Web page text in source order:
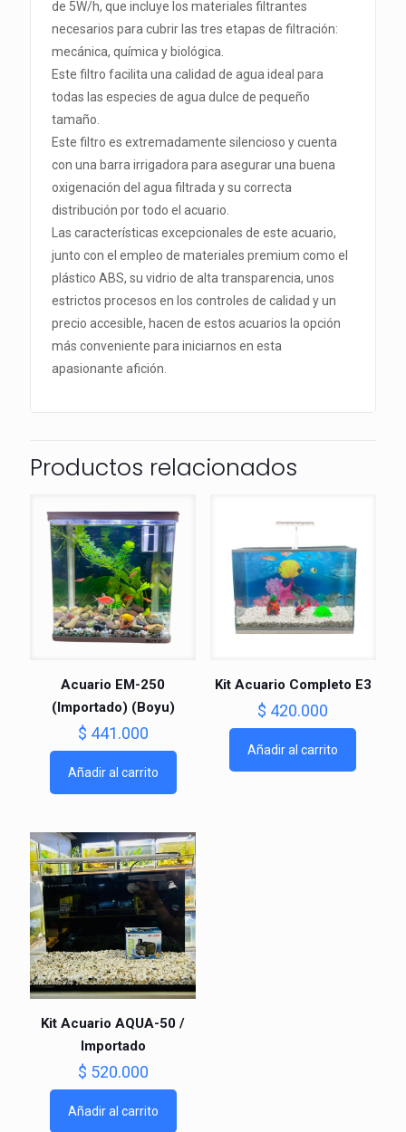
de 5W/h, que incluye los materiales filtrantes
necesarios para cubrir las tres etapas de filtración:
mecánica, química y biológica.
Este filtro facilita una calidad de agua ideal para
todas las especies de agua dulce de pequeño
tamaño.
Este filtro es extremadamente silencioso y cuenta
con una barra irrigadora para asegurar una buena
oxigenación del agua filtrada y su correcta
distribución por todo el acuario.
Las características excepcionales de este acuario,
junto con el empleo de materiales premium como el
plástico ABS, su vidrio de alta transparencia, unos
estrictos procesos en los controles de calidad y un
precio accesible, hacen de estos acuarios la opción
más conveniente para iniciarnos en esta
apasionante afición.
Productos relacionados
Acuario EM-250
(Importado) (Boyu)
$ 441.000
Añadir al carrito
Kit Acuario Completo E3
$ 420.000
Añadir al carrito
Kit Acuario AQUA-50 /
Importado
$ 520.000
Añadir al carrito